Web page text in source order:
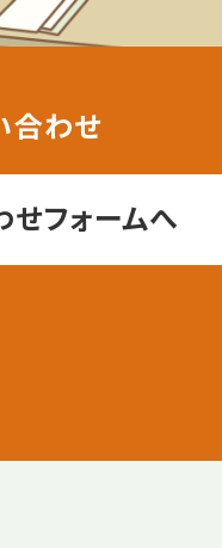
合わせ
フォームへ